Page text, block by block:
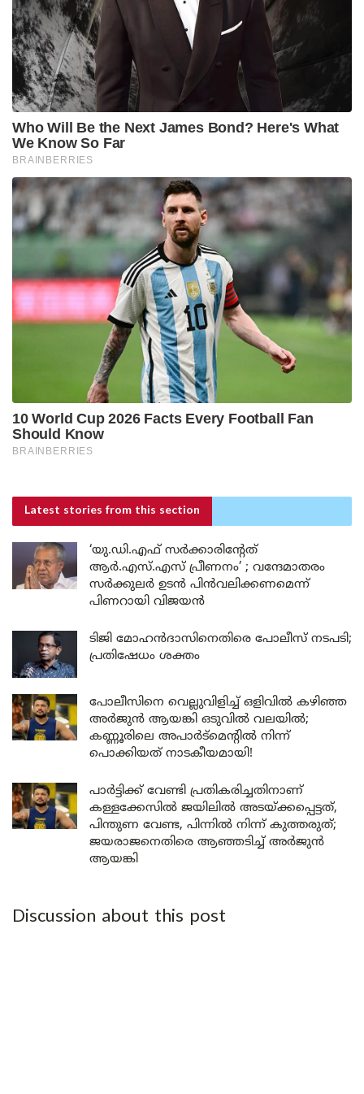
Latest stories from this section
‘യു.ഡി.എഫ് സർക്കാരിന്റേത്
ആർ.എസ്.എസ് പ്രീണനം’ ; വന്ദേമാതരം
സർക്കുലർ ഉടൻ പിൻവലിക്കണമെന്ന്
പിണറായി വിജയൻ
ടിജി മോഹൻദാസിനെതിരെ പോലീസ് നടപടി;
പ്രതിഷേധം ശക്തം
പോലീസിനെ വെല്ലുവിളിച്ച് ഒളിവിൽ കഴിഞ്ഞ
അർജുൻ ആയങ്കി ഒടുവിൽ വലയിൽ;
കണ്ണൂരിലെ അപാർട്മെന്റിൽ നിന്ന്
പൊക്കിയത് നാടകീയമായി!
പാർട്ടിക്ക് വേണ്ടി പ്രതികരിച്ചതിനാണ്
കള്ളക്കേസിൽ ജയിലിൽ അടയ്ക്കപ്പെട്ടത്,
പിന്തുണ വേണ്ട, പിന്നിൽ നിന്ന് കുത്തരുത്;
ജയരാജനെതിരെ ആഞ്ഞടിച്ച് അർജുൻ
ആയങ്കി
Discussion about this post